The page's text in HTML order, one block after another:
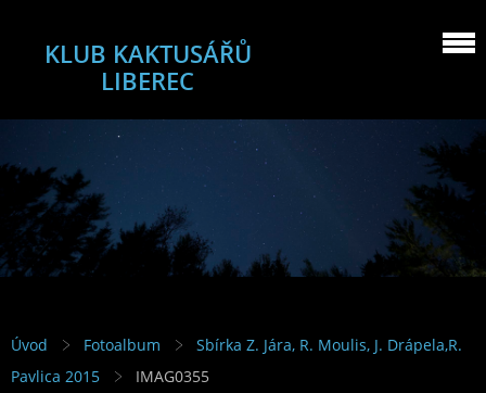
KLUB KAKTUSÁŘŮ
LIBEREC
Úvod Fotoalbum
Sbírka Z. Jára, R. Moulis, J. Drápela,R.
Pavlica 2015
IMAG0355